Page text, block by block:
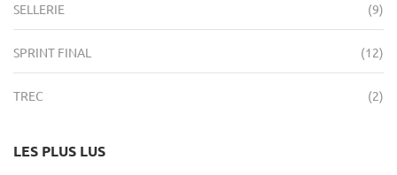
SELLERIE (9)
SPRINT FINAL (12)
TREC (2)
LES PLUS LUS